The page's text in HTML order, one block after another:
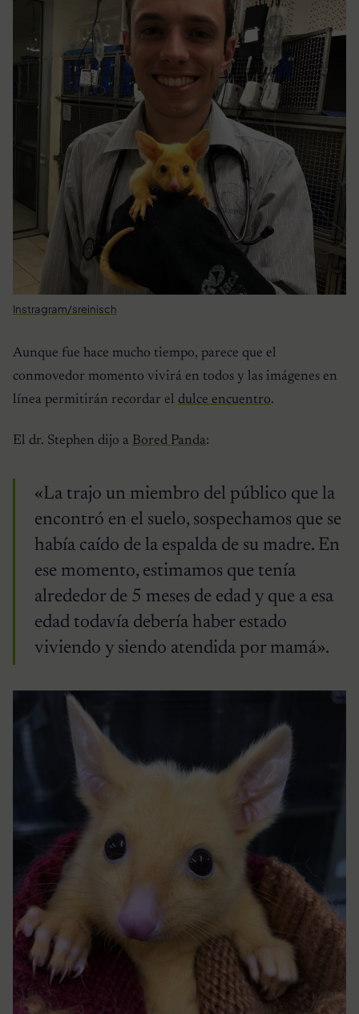
Instragram/sreinisch
Aunque fue hace mucho tiempo, parece que el
conmovedor momento vivirá en todos y las imágenes en
línea permitirán recordar el dulce encuentro.
El dr. Stephen dijo a Bored Panda:
«La trajo un miembro del público que la
encontró en el suelo, sospechamos que se
había caído de la espalda de su madre. En
ese momento, estimamos que tenía
alrededor de 5 meses de edad y que a esa
edad todavía debería haber estado
viviendo y siendo atendida por mamá».